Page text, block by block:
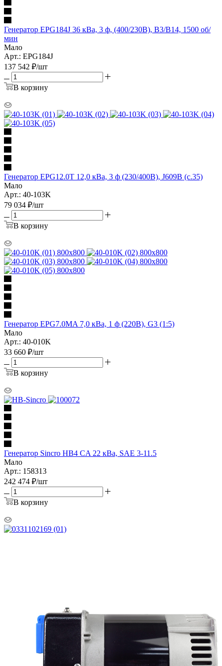
Генератор EPG184J 36 кВа, 3 ф, (400/230В), В3/В14, 1500 об/
мин
Мало
Арт.: EPG184J
137 542 ₽/шт
В корзину
Генератор EPG12.0T 12,0 кВа, 3 ф (230/400В), J609B (c.35)
Мало
Арт.: 40-103K
79 034 ₽/шт
В корзину
Генератор EPG7.0MA 7,0 кВа, 1 ф (220В), G3 (1:5)
Мало
Арт.: 40-010K
33 660 ₽/шт
В корзину
Генератор Sincro HB4 CA 22 кВа, SAE 3-11.5
Мало
Арт.: 158313
242 474 ₽/шт
В корзину